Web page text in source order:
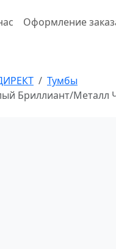
Оформление
Тумбы
Бриллиант/